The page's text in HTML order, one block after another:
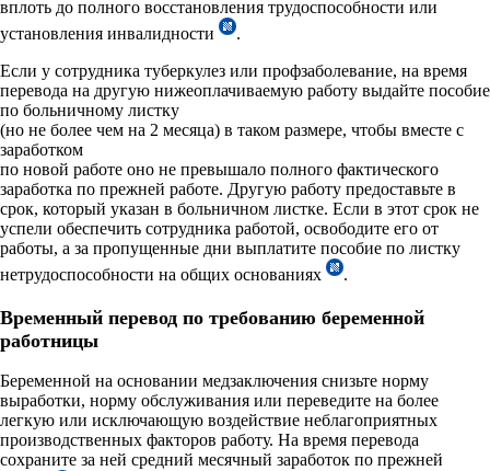
вплоть до полного восстановления трудоспособности или
установления инвалидности
.
Если у сотрудника туберкулез или профзаболевание, на время
перевода на другую нижеоплачиваемую работу выдайте пособие
по больничному листку
(но не более чем на 2 месяца) в таком размере, чтобы вместе с
заработком
по новой работе оно не превышало полного фактического
заработка по прежней работе. Другую работу предоставьте в
срок, который указан в больничном листке. Если в этот срок не
успели обеспечить сотрудника работой, освободите его от
работы, а за пропущенные дни выплатите пособие по листку
нетрудоспособности на общих основаниях
.
Временный перевод по требованию беременной
работницы
Беременной на основании медзаключения снизьте норму
выработки, норму обслуживания или переведите на более
легкую или исключающую воздействие неблагоприятных
производственных факторов работу. На время перевода
сохраните за ней средний месячный заработок по прежней